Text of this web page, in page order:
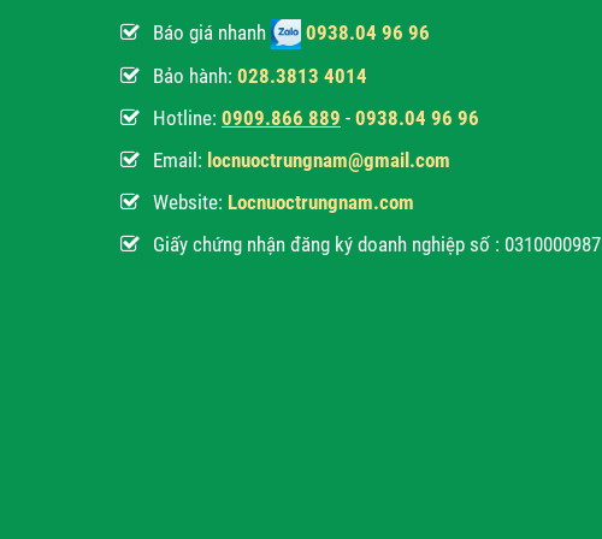
Báo giá nhanh
0938.04 96 96
Bảo hành: 028.3813 4014
Hotline: 0909.866 889 - 0938.04 96 96
Email: locnuoctrungnam@gmail.com
Website: Locnuoctrungnam.com
Giấy chứng nhận đăng ký doanh nghiệp số : 0310000987